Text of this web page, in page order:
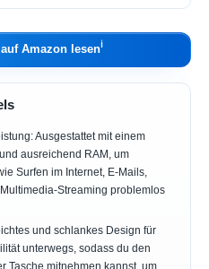
Amazon lesenℹ︎
Ausgestattet mit einem
ausreichend RAM, um
Surfen im Internet, E-Mails,
Streaming problemlos
und schlankes Design für
unterwegs, sodass du den